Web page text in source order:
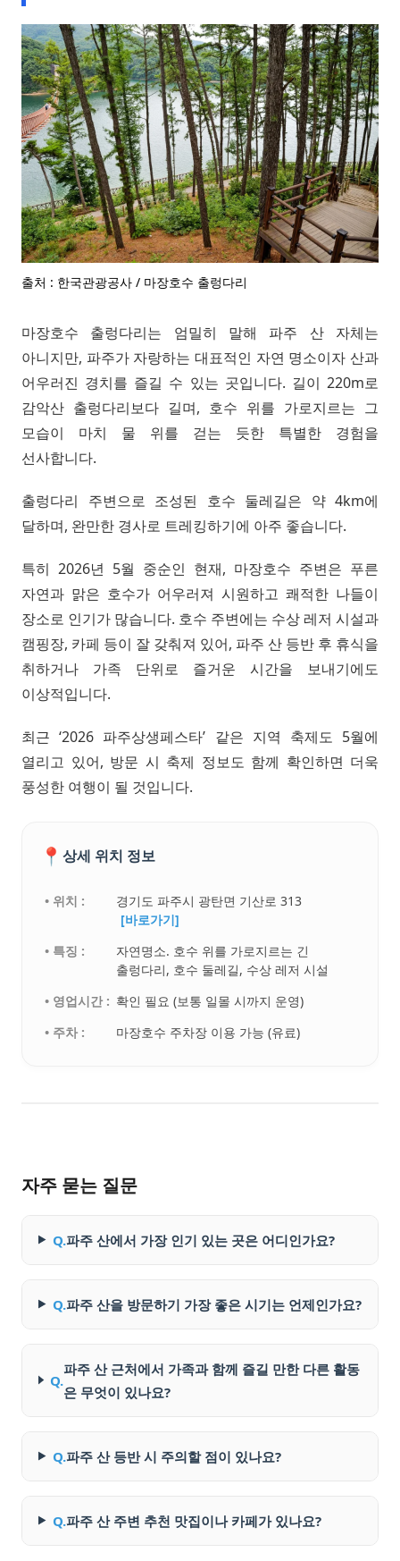
출처 : 한국관광공사 / 마장호수 출렁다리
마장호수 출렁다리는 엄밀히 말해 파주 산 자체는
아니지만, 파주가 자랑하는 대표적인 자연 명소이자 산과
어우러진 경치를 즐길 수 있는 곳입니다. 길이 220m로
감악산 출렁다리보다 길며, 호수 위를 가로지르는 그
모습이 마치 물 위를 걷는 듯한 특별한 경험을
선사합니다.
출렁다리 주변으로 조성된 호수 둘레길은 약 4km에
달하며, 완만한 경사로 트레킹하기에 아주 좋습니다.
특히 2026년 5월 중순인 현재, 마장호수 주변은 푸른
자연과 맑은 호수가 어우러져 시원하고 쾌적한 나들이
장소로 인기가 많습니다. 호수 주변에는 수상 레저 시설과
캠핑장, 카페 등이 잘 갖춰져 있어, 파주 산 등반 후 휴식을
취하거나 가족 단위로 즐거운 시간을 보내기에도
이상적입니다.
최근 ‘2026 파주상생페스타’ 같은 지역 축제도 5월에
열리고 있어, 방문 시 축제 정보도 함께 확인하면 더욱
풍성한 여행이 될 것입니다.
📍 상세 위치 정보
• 위치 :
경기도 파주시 광탄면 기산로 313
[바로가기]
• 특징 :
자연명소. 호수 위를 가로지르는 긴
출렁다리, 호수 둘레길, 수상 레저 시설
• 영업시간 : 확인 필요 (보통 일몰 시까지 운영)
• 주차 :
마장호수 주차장 이용 가능 (유료)
자주 묻는 질문
Q.파주 산에서 가장 인기 있는 곳은 어디인가요?
Q.파주 산을 방문하기 가장 좋은 시기는 언제인가요?
Q.
파주 산 근처에서 가족과 함께 즐길 만한 다른 활동
은 무엇이 있나요?
Q.파주 산 등반 시 주의할 점이 있나요?
Q.파주 산 주변 추천 맛집이나 카페가 있나요?